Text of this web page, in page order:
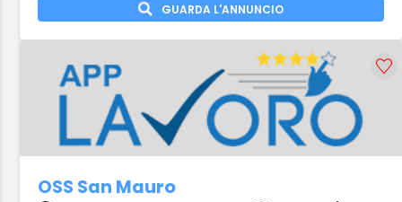
GUARDA L'ANNUNCIO
OSS San Mauro